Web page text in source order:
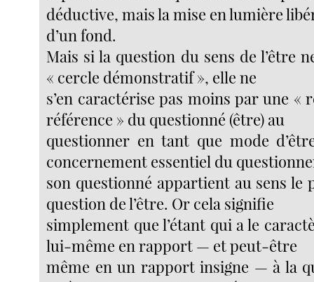
déductive, mais la mise en lumière
d’un fond.
Mais si la question du sens de l’être
« cercle démonstratif », elle ne
s’en caractérise pas moins par une
référence » du questionné (être) au
questionner en tant que mode
concernement essentiel du
son questionné appartient au sens le
question de l’être. Or cela signifie
simplement que l’étant qui a le
lui-même en rapport — et peut-être
même en un rapport insigne — à la